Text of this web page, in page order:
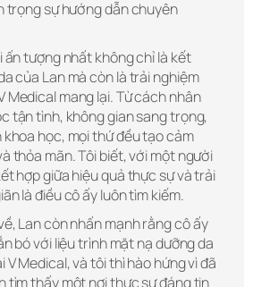
trọng sự hướng dẫn chuyên
ấn tượng nhất không chỉ là kết
của Lan mà còn là trải nghiệm
Medical mang lại. Từ cách nhân
tận tình, không gian sang trọng,
học, mọi thứ đều tạo cảm
thỏa mãn. Tôi biết, với một người
hợp giữa hiệu quả thực sự và trải
là điều cô ấy luôn tìm kiếm.
Lan còn nhấn mạnh rằng cô ấy
bó với liệu trình mặt nạ dưỡng da
V Medical, và tôi thì hào hứng vì đã
tìm thấy một nơi thực sự đáng tin